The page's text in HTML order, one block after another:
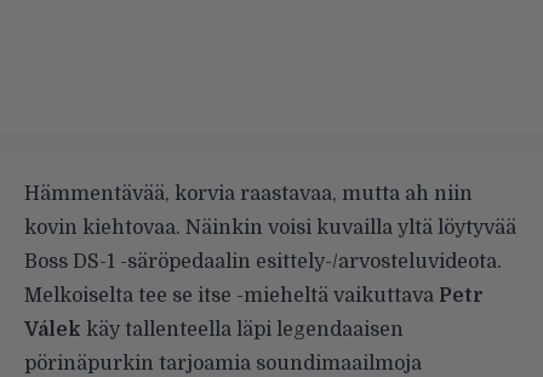
Hämmentävää, korvia raastavaa, mutta ah niin
kovin kiehtovaa. Näinkin voisi kuvailla yltä löytyvää
Boss DS-1 -säröpedaalin esittely-/arvosteluvideota.
Melkoiselta tee se itse -mieheltä vaikuttava Petr
Válek käy tallenteella läpi legendaaisen
pörinäpurkin tarjoamia soundimaailmoja